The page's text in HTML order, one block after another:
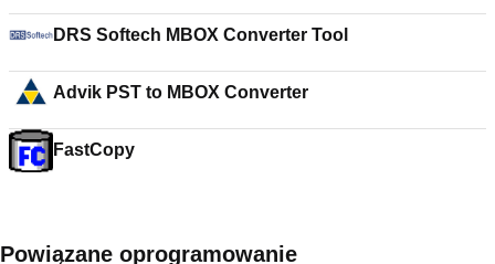
DRS Softech MBOX Converter Tool
Advik PST to MBOX Converter
FastCopy
Powiązane oprogramowanie